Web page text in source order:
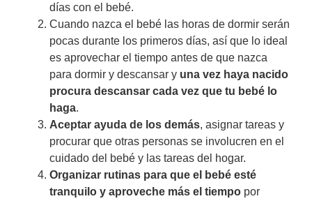
días con el bebé.
Cuando nazca el bebé las horas de dormir serán
pocas durante los primeros días, así que lo ideal
es aprovechar el tiempo antes de que nazca
para dormir y descansar y una vez haya nacido
procura descansar cada vez que tu bebé lo
haga.
Aceptar ayuda de los demás, asignar tareas y
procurar que otras personas se involucren en el
cuidado del bebé y las tareas del hogar.
Organizar rutinas para que el bebé esté
tranquilo y aproveche más el tiempo por